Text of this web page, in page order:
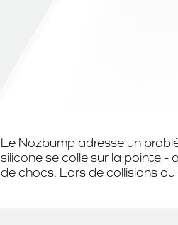
Le Nozbump adresse un
silicone se colle sur la pointe -
de chocs. Lors de collisions